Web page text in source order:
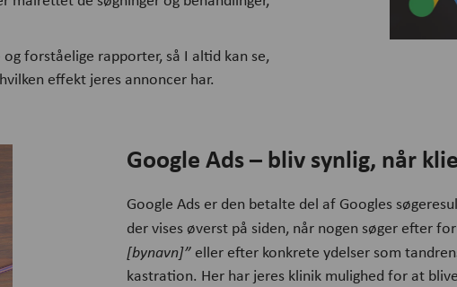
forståelige rapporter, så I altid kan se,
effekt jeres annoncer har.
Google Ads – bliv synlig, når
Google Ads er den betalte del af Googles
der vises øverst på siden, når nogen søger efter
[bynavn]” eller efter konkrete ydelser som
kastration. Her har jeres klinik mulighed for at